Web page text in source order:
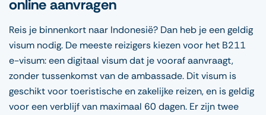
online aanvragen
Reis je binnenkort naar Indonesië? Dan heb je een geldig
visum nodig. De meeste reizigers kiezen voor het B211
e-visum: een digitaal visum dat je vooraf aanvraagt,
zonder tussenkomst van de ambassade. Dit visum is
geschikt voor toeristische en zakelijke reizen, en is geldig
voor een verblijf van maximaal 60 dagen. Er zijn twee